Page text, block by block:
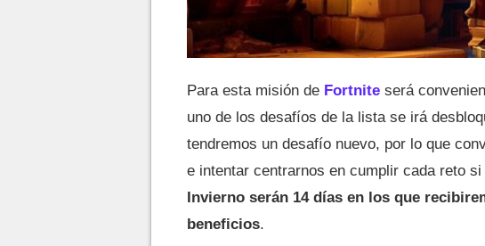
Para esta misión de Fortnite será
uno de los desafíos de la lista se irá
tendremos un desafío nuevo, por lo que
e intentar centrarnos en cumplir cada reto
Invierno serán 14 días en los que
beneficios.